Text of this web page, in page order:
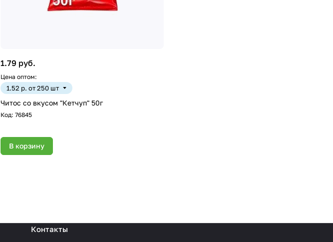
1.79 руб.
Цена оптом:
1.52 р. от 250 шт
Читос со вкусом "Кетчуп" 50г
Код: 76845
В корзину
Контакты